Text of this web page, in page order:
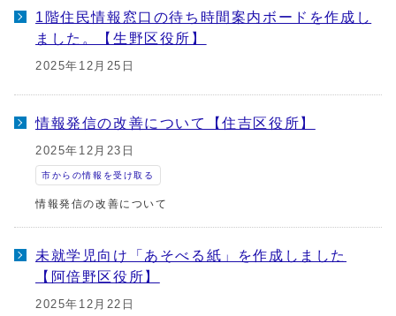
1階住民情報窓口の待ち時間案内ボードを作成し
ました。【生野区役所】
2025年12月25日
情報発信の改善について【住吉区役所】
2025年12月23日
市からの情報を受け取る
情報発信の改善について
未就学児向け「あそべる紙」を作成しました
【阿倍野区役所】
2025年12月22日